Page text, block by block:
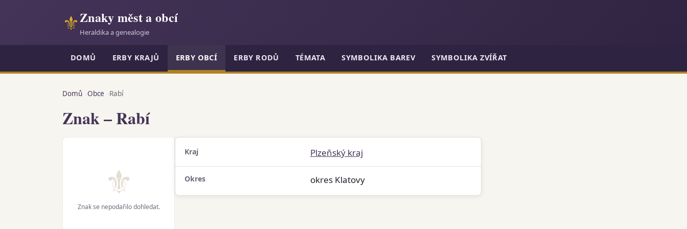
⚜Znaky měst a obcí
Heraldika a genealogie
DOMŮ ERBY KRAJŮ ERBY OBCÍ ERBY RODŮ TÉMATA SYMBOLIKA BAREV SYMBOLIKA ZVÍŘAT
Domů Obce Rabí
Znak – Rabí
⚜
Znak se nepodařilo dohledat.
Kraj Plzeňský kraj
Okres okres Klatovy